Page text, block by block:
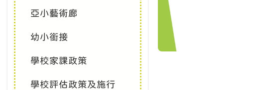
亞小藝術廊
幼小銜接
學校家課政策
學校評估政策及施行